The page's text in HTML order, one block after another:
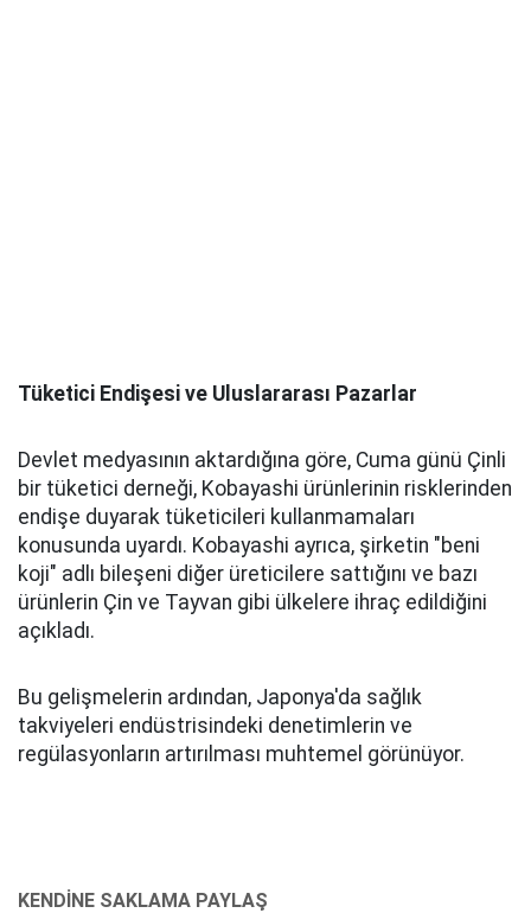
Tüketici Endişesi ve Uluslararası Pazarlar
Devlet medyasının aktardığına göre, Cuma günü Çinli
bir tüketici derneği, Kobayashi ürünlerinin risklerinden
endişe duyarak tüketicileri kullanmamaları
konusunda uyardı. Kobayashi ayrıca, şirketin "beni
koji" adlı bileşeni diğer üreticilere sattığını ve bazı
ürünlerin Çin ve Tayvan gibi ülkelere ihraç edildiğini
açıkladı.
Bu gelişmelerin ardından, Japonya'da sağlık
takviyeleri endüstrisindeki denetimlerin ve
regülasyonların artırılması muhtemel görünüyor.